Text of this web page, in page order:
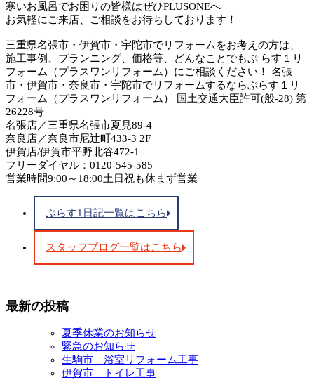
寒いお風呂でお困りの皆様はぜひPLUSONEへ
お気軽にご来店、ご相談をお待ちしております！
三重県名張市・伊賀市・宇陀市でリフォームをお考えの方は、
施工事例、プランニング、価格等、どんなことでもぷ らす１リ
フォーム（プラスワンリフォーム）にご相談ください！ 名張
市・伊賀市・奈良市・宇陀市でリフォームするならぷらす１リ
フォーム（プラスワンリフォーム） 国土交通大臣許可(般-28) 第
26228号
名張店／三重県名張市夏見89-4
奈良店／奈良市尼辻町433-3 2F
伊賀店/伊賀市平野北谷472-1
フリーダイヤル：0120-545-585
営業時間9:00～18:00土日祝も休まず営業
ぷらす1日記一覧はこちら
スタッフブログ一覧はこちら
最新の投稿
夏季休業のお知らせ
緊急のお知らせ
生駒市 浴室リフォーム工事
伊賀市 トイレ工事